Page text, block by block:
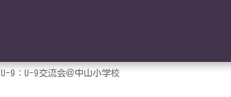
U-9：U-9交流会＠中山小学校